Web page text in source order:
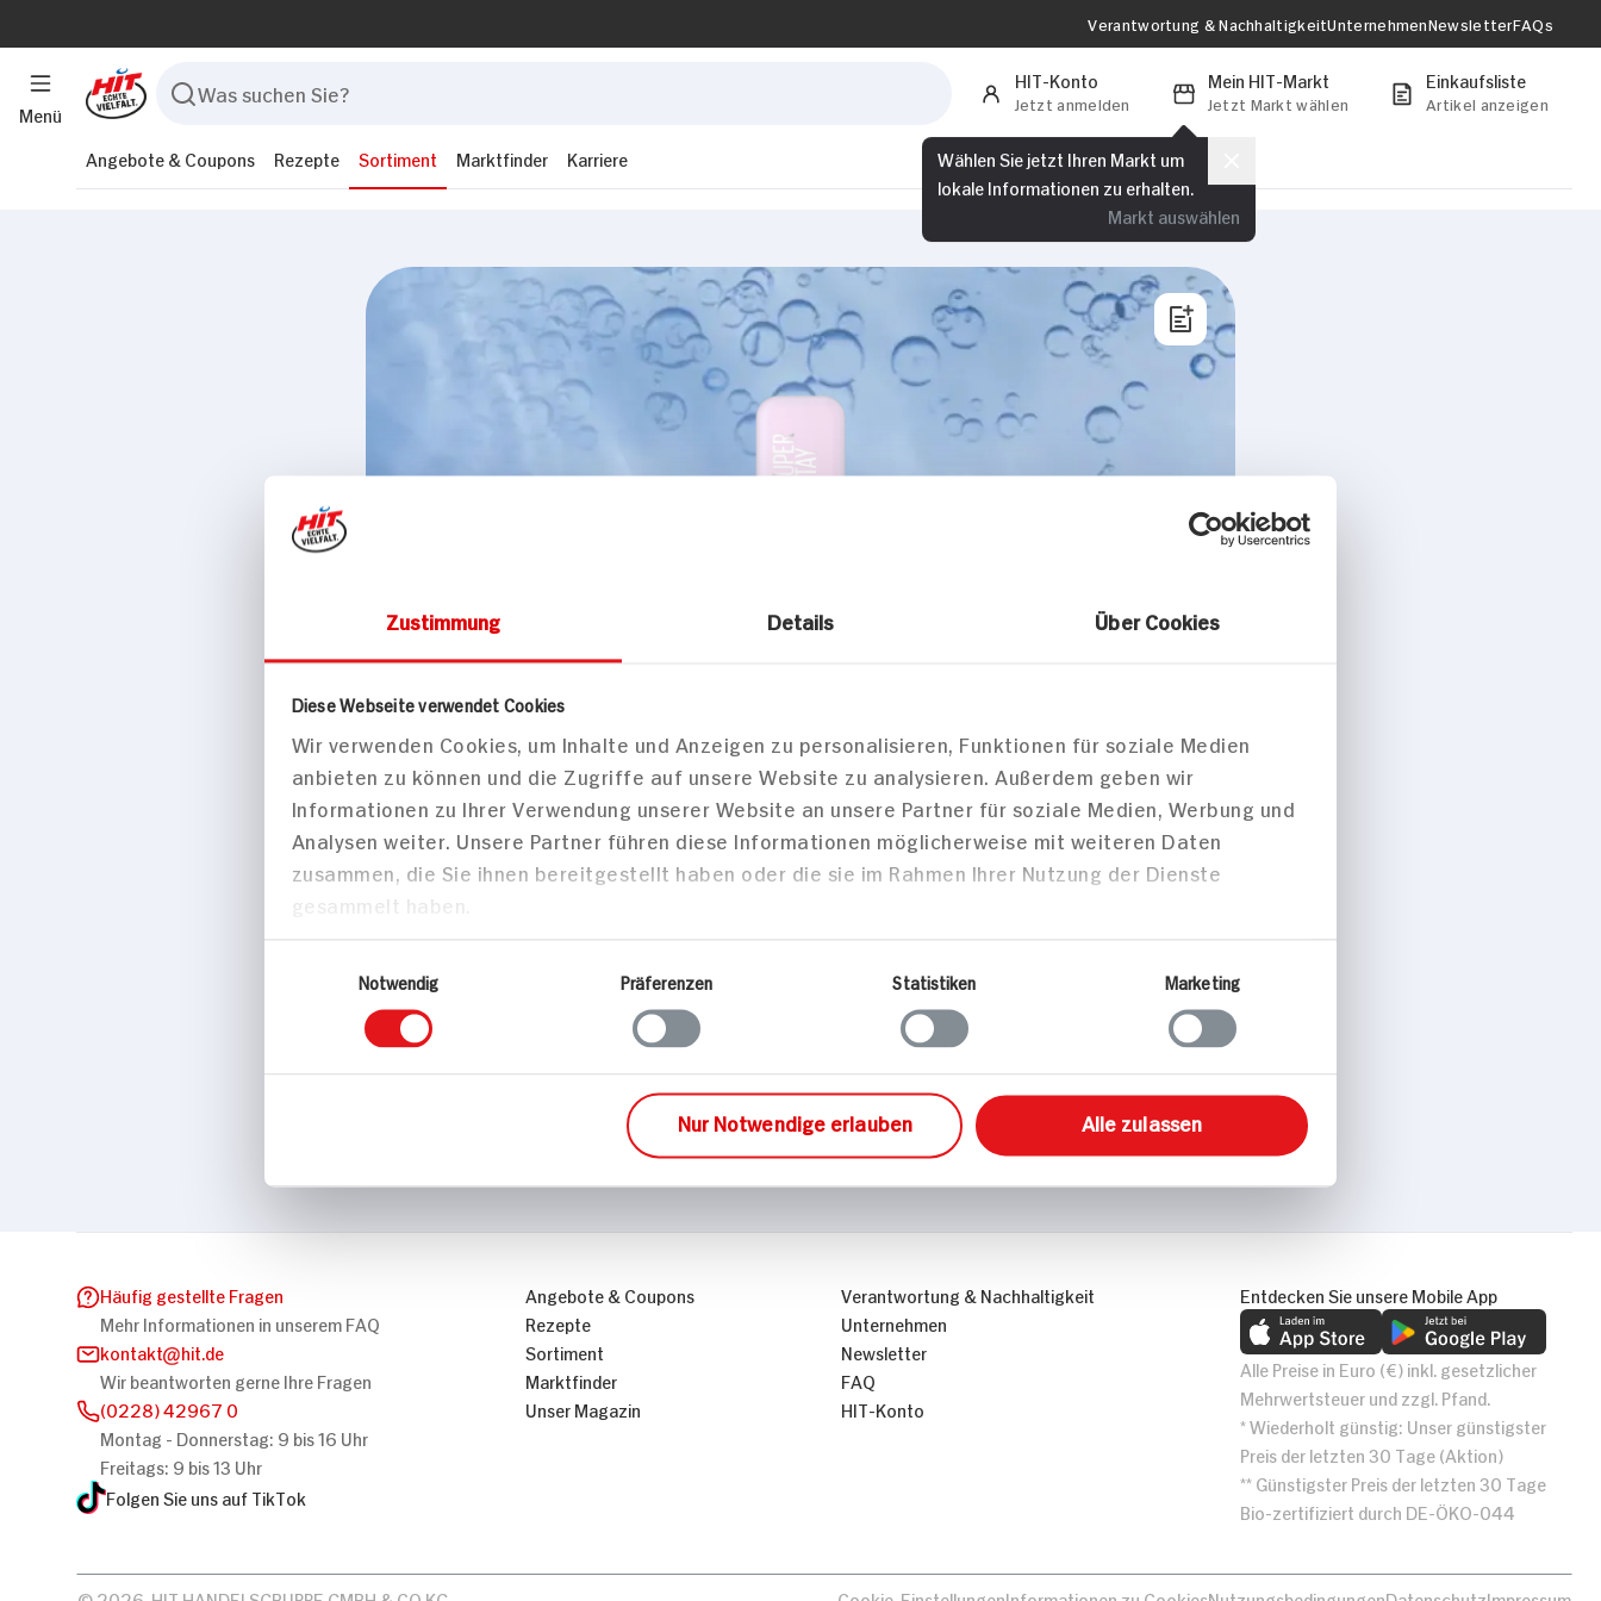
Zustimmung Details Über Cookies
Diese Webseite verwendet Cookies
Wir verwenden Cookies, um Inhalte und Anzeigen zu personalisieren, Funktionen für soziale Medien
anbieten zu können und die Zugriffe auf unsere Website zu analysieren. Außerdem geben wir
Informationen zu Ihrer Verwendung unserer Website an unsere Partner für soziale Medien, Werbung und
Analysen weiter. Unsere Partner führen diese Informationen möglicherweise mit weiteren Daten
zusammen, die Sie ihnen bereitgestellt haben oder die sie im Rahmen Ihrer Nutzung der Dienste
gesammelt haben.
Notwendig
Präferenzen Statistiken Marketing
Nur Notwendige erlauben Alle zulassen
Menü
Verantwortung & NachhaltigkeitUnternehmenNewsletterFAQs
HIT-Konto
Jetzt anmelden
Mein HIT-Markt
Jetzt Markt wählen
Wählen Sie jetzt Ihren Markt um
lokale Informationen zu erhalten.
Markt auswählen
Einkaufsliste
Artikel anzeigen
Angebote & Coupons Rezepte Sortiment Marktfinder Karriere
Drogerie & Kosmetik
Maybelline Super Stay Lumi Matte FD 126
35ml Flasche
Zum Marktfinder
Häufig gestellte Fragen
Mehr Informationen in unserem FAQ
kontakt
hit.de
Wir beantworten gerne Ihre Fragen
(0228) 42967 0
Montag - Donnerstag: 9 bis 16 Uhr
Freitags: 9 bis 13 Uhr
Folgen Sie uns auf TikTok
Angebote & Coupons
Rezepte
Sortiment
Marktfinder
Unser Magazin
Verantwortung & Nachhaltigkeit
Unternehmen
Newsletter
FAQ
HIT-Konto
Entdecken Sie unsere Mobile App
Alle Preise in Euro (€) inkl. gesetzlicher
Mehrwertsteuer und zzgl. Pfand.
* Wiederholt günstig: Unser günstigster
Preis der letzten 30 Tage (Aktion)
** Günstigster Preis der letzten 30 Tage
Bio-zertifiziert durch DE-ÖKO-044